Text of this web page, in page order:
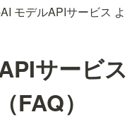
モデルAPIサービス よ
サービス
FAQ）